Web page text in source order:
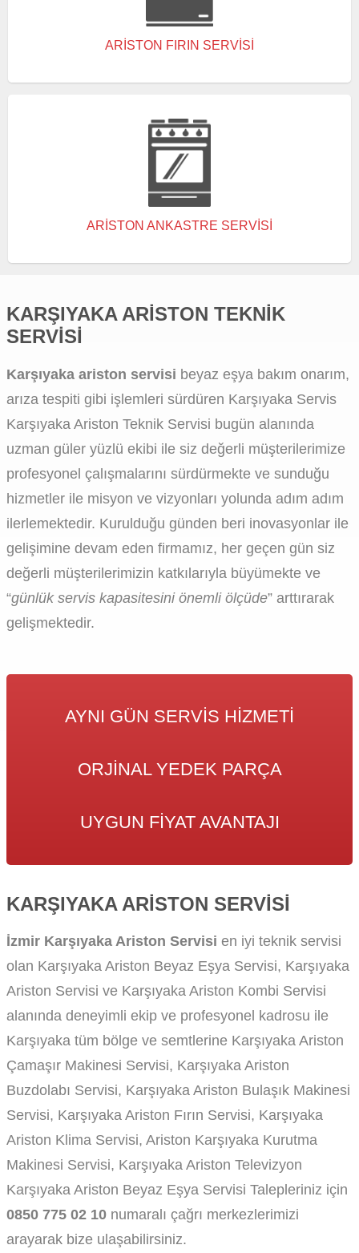
ARISTON FIRIN SERVISI
ARISTON ANKASTRE SERVISI
KARŞIYAKA ARISTON TEKNIK
SERVISI
Karşıyaka ariston servisi beyaz eşya bakım onarım,
arıza tespiti gibi işlemleri sürdüren Karşıyaka Servis
Karşıyaka Ariston Teknik Servisi bugün alanında
uzman güler yüzlü ekibi ile siz değerli müşterilerimize
profesyonel çalışmalarını sürdürmekte ve sunduğu
hizmetler ile misyon ve vizyonları yolunda adım adım
ilerlemektedir. Kurulduğu günden beri inovasyonlar ile
gelişimine devam eden firmamız, her geçen gün siz
değerli müşterilerimizin katkılarıyla büyümekte ve
“günlük servis kapasitesini önemli ölçüde” arttırarak
gelişmektedir.
AYNI GÜN SERVIS HIZMETI
ORJINAL YEDEK PARÇA
UYGUN FIYAT AVANTAJI
KARŞIYAKA ARISTON SERVISI
İzmir Karşıyaka Ariston Servisi en iyi teknik servisi
olan Karşıyaka Ariston Beyaz Eşya Servisi, Karşıyaka
Ariston Servisi ve Karşıyaka Ariston Kombi Servisi
alanında deneyimli ekip ve profesyonel kadrosu ile
Karşıyaka tüm bölge ve semtlerine Karşıyaka Ariston
Çamaşır Makinesi Servisi, Karşıyaka Ariston
Buzdolabı Servisi, Karşıyaka Ariston Bulaşık Makinesi
Servisi, Karşıyaka Ariston Fırın Servisi, Karşıyaka
Ariston Klima Servisi, Ariston Karşıyaka Kurutma
Makinesi Servisi, Karşıyaka Ariston Televizyon
Karşıyaka Ariston Beyaz Eşya Servisi Talepleriniz için
0850 775 02 10 numaralı çağrı merkezlerimizi
arayarak bize ulaşabilirsiniz.